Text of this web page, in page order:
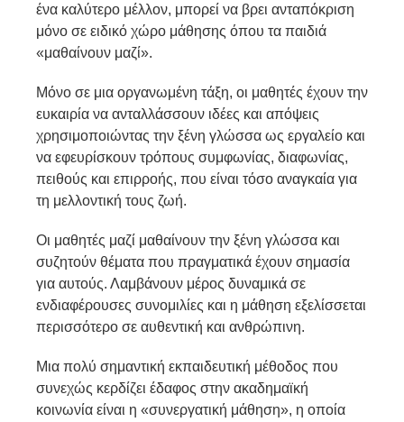
ένα καλύτερο μέλλον, μπορεί να βρει ανταπόκριση
μόνο σε ειδικό χώρο μάθησης όπου τα παιδιά
«μαθαίνουν μαζί».
Μόνο σε μια οργανωμένη τάξη, οι μαθητές έχουν την
ευκαιρία να ανταλλάσσουν ιδέες και απόψεις
χρησιμοποιώντας την ξένη γλώσσα ως εργαλείο και
να εφευρίσκουν τρόπους συμφωνίας, διαφωνίας,
πειθούς και επιρροής, που είναι τόσο αναγκαία για
τη μελλοντική τους ζωή.
Οι μαθητές μαζί μαθαίνουν την ξένη γλώσσα και
συζητούν θέματα που πραγματικά έχουν σημασία
για αυτούς. Λαμβάνουν μέρος δυναμικά σε
ενδιαφέρουσες συνομιλίες και η μάθηση εξελίσσεται
περισσότερο σε αυθεντική και ανθρώπινη.
Μια πολύ σημαντική εκπαιδευτική μέθοδος που
συνεχώς κερδίζει έδαφος στην ακαδημαϊκή
κοινωνία είναι η «συνεργατική μάθηση», η οποία